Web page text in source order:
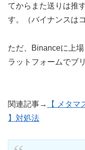
てからまた送りは推
す。（バイナンスは
ただ、Binanceに上
ラットフォームでブ
関連記事→
【 メタ
】対処法